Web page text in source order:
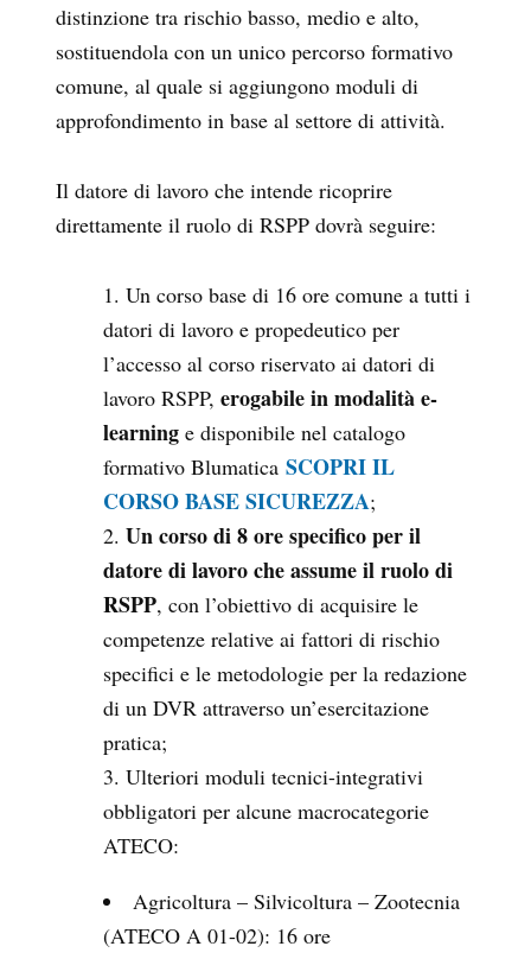
distinzione tra rischio basso, medio e alto,
sostituendola con un unico percorso formativo
comune, al quale si aggiungono moduli di
approfondimento in base al settore di attività.
Il datore di lavoro che intende ricoprire
direttamente il ruolo di RSPP dovrà seguire:
Un corso base di 16 ore comune a tutti i
datori di lavoro e propedeutico per
l’accesso al corso riservato ai datori di
lavoro RSPP, erogabile in modalità e-
learning e disponibile nel catalogo
formativo Blumatica SCOPRI IL
CORSO BASE SICUREZZA;
Un corso di 8 ore specifico per il
datore di lavoro che assume il ruolo di
RSPP, con l’obiettivo di acquisire le
competenze relative ai fattori di rischio
specifici e le metodologie per la redazione
di un DVR attraverso un’esercitazione
pratica;
Ulteriori moduli tecnici-integrativi
obbligatori per alcune macrocategorie
ATECO:
Agricoltura – Silvicoltura – Zootecnia
(ATECO A 01-02): 16 ore